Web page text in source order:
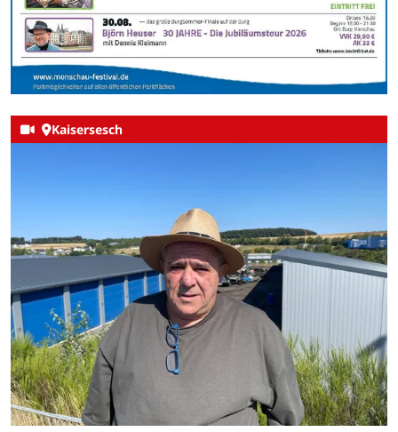
Kaisersesch